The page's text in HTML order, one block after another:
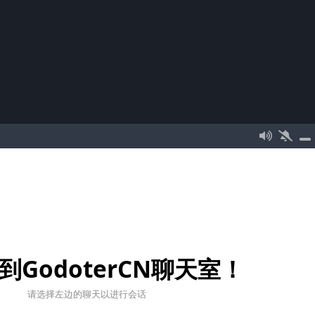
GodoterCN聊天室！
请选择左边的聊天以进行会话